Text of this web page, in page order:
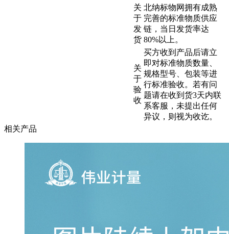
关
于
发
货
北纳标物网拥有成熟
完善的标准物质供应
链，当日发货率达
80%以上。
关
于
验
收
买方收到产品后请立
即对标准物质数量、
规格型号、包装等进
行标准验收。若有问
题请在收到货3天内联
系客服，未提出任何
异议，则视为收讫。
相关产品